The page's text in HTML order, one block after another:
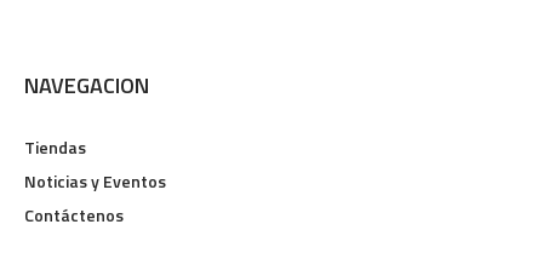
NAVEGACION
Tiendas
Noticias y Eventos
Contáctenos